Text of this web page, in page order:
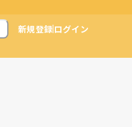
新規登録ログイン